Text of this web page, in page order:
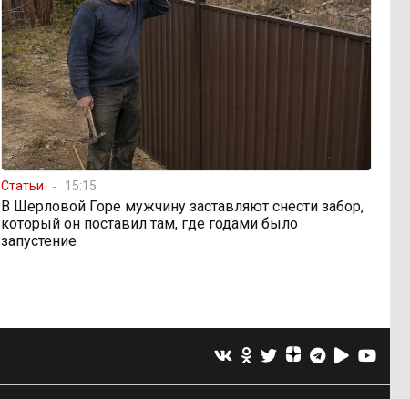
Статьи 15:15
В Шерловой Горе мужчину заставляют снести забор,
который он поставил там, где годами было
запустение